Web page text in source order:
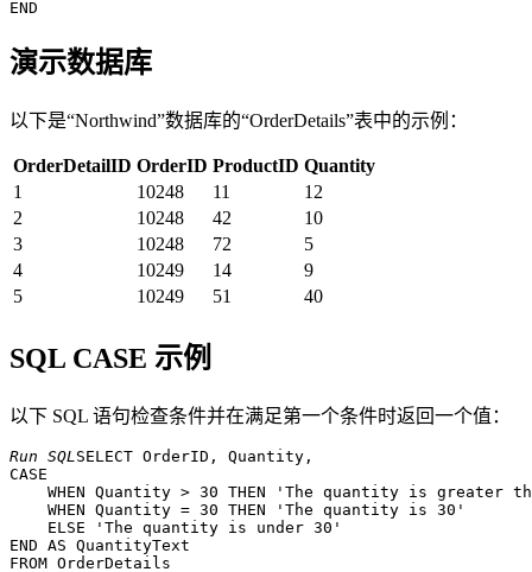
演示数据库
以下是“Northwind”数据库的“OrderDetails”表中的示例：
OrderDetailID OrderID ProductID Quantity
1
10248 11
12
2
10248 42
10
3
10248 72
5
4
10249 14
9
5
10249 51 40
SQL CASE 示例
以下 SQL 语句检查条件并在满足第一个条件时返回一个值：
Run SQLSELECT OrderID, Quantity,
CASE
WHEN Quantity > 30 THEN 'The quantity is greater
    WHEN Quantity = 30 THEN 'The quantity is 30'
    ELSE 'The quantity is under 30'
END AS QuantityText